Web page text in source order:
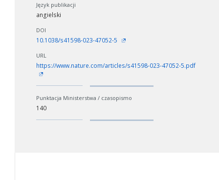
Język publikacji
angielski
DOI
10.1038/s41598-023-47052-5
URL
https://www.nature.com/articles/s41598-023-47052-5.pdf
Punktacja Ministerstwa / czasopismo
140